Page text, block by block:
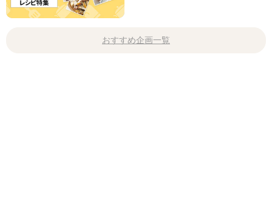
おすすめ企画一覧